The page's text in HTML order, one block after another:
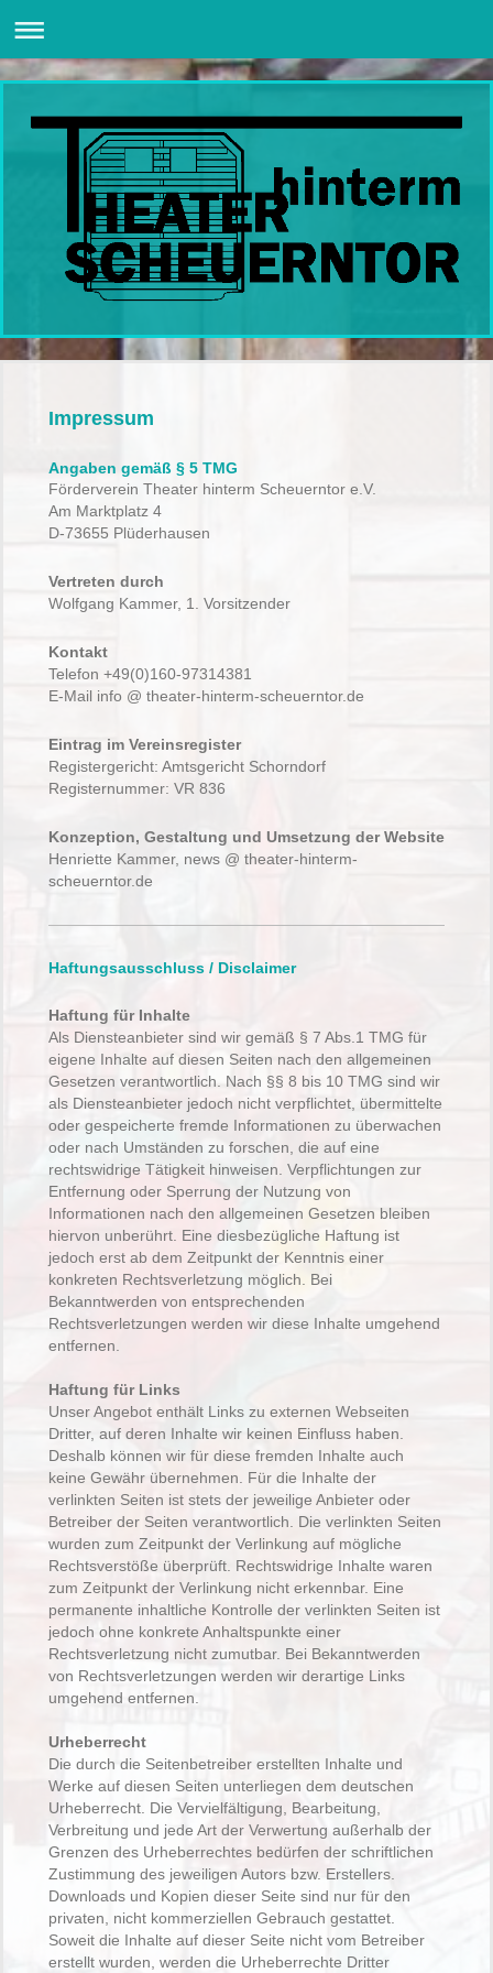
Impressum
Angaben gemäß § 5 TMG
Förderverein Theater hinterm Scheuerntor e.V.
Am Marktplatz 4
D-73655 Plüderhausen
Vertreten durch
Wolfgang Kammer, 1. Vorsitzender
Kontakt
Telefon +49(0)160-97314381
E-Mail info @ theater-hinterm-scheuerntor.de
Eintrag im Vereinsregister
Registergericht: Amtsgericht Schorndorf
Registernummer: VR 836
Konzeption, Gestaltung und Umsetzung der Website
Henriette Kammer, news @ theater-hinterm-
scheuerntor.de
Haftungsausschluss / Disclaimer
Haftung für Inhalte
Als Diensteanbieter sind wir gemäß § 7 Abs.1 TMG für
eigene Inhalte auf diesen Seiten nach den allgemeinen
Gesetzen verantwortlich. Nach §§ 8 bis 10 TMG sind wir
als Diensteanbieter jedoch nicht verpflichtet, übermittelte
oder gespeicherte fremde Informationen zu überwachen
oder nach Umständen zu forschen, die auf eine
rechtswidrige Tätigkeit hinweisen. Verpflichtungen zur
Entfernung oder Sperrung der Nutzung von
Informationen nach den allgemeinen Gesetzen bleiben
hiervon unberührt. Eine diesbezügliche Haftung ist
jedoch erst ab dem Zeitpunkt der Kenntnis einer
konkreten Rechtsverletzung möglich. Bei
Bekanntwerden von entsprechenden
Rechtsverletzungen werden wir diese Inhalte umgehend
entfernen.
Haftung für Links
Unser Angebot enthält Links zu externen Webseiten
Dritter, auf deren Inhalte wir keinen Einfluss haben.
Deshalb können wir für diese fremden Inhalte auch
keine Gewähr übernehmen. Für die Inhalte der
verlinkten Seiten ist stets der jeweilige Anbieter oder
Betreiber der Seiten verantwortlich. Die verlinkten Seiten
wurden zum Zeitpunkt der Verlinkung auf mögliche
Rechtsverstöße überprüft. Rechtswidrige Inhalte waren
zum Zeitpunkt der Verlinkung nicht erkennbar. Eine
permanente inhaltliche Kontrolle der verlinkten Seiten ist
jedoch ohne konkrete Anhaltspunkte einer
Rechtsverletzung nicht zumutbar. Bei Bekanntwerden
von Rechtsverletzungen werden wir derartige Links
umgehend entfernen.
Urheberrecht
Die durch die Seitenbetreiber erstellten Inhalte und
Werke auf diesen Seiten unterliegen dem deutschen
Urheberrecht. Die Vervielfältigung, Bearbeitung,
Verbreitung und jede Art der Verwertung außerhalb der
Grenzen des Urheberrechtes bedürfen der schriftlichen
Zustimmung des jeweiligen Autors bzw. Erstellers.
Downloads und Kopien dieser Seite sind nur für den
privaten, nicht kommerziellen Gebrauch gestattet.
Soweit die Inhalte auf dieser Seite nicht vom Betreiber
erstellt wurden, werden die Urheberrechte Dritter